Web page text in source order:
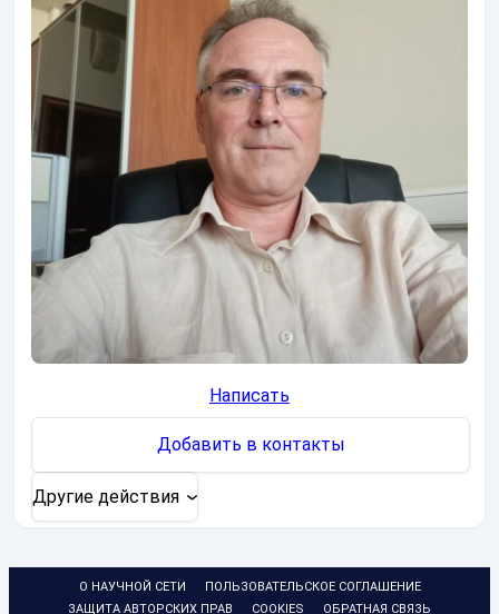
Написать
Добавить в контакты
Другие действия
О НАУЧНОЙ СЕТИ
ПОЛЬЗОВАТЕЛЬСКОЕ СОГЛАШЕНИЕ
ЗАЩИТА АВТОРСКИХ ПРАВ
COOKIES ОБРАТНАЯ СВЯЗЬ